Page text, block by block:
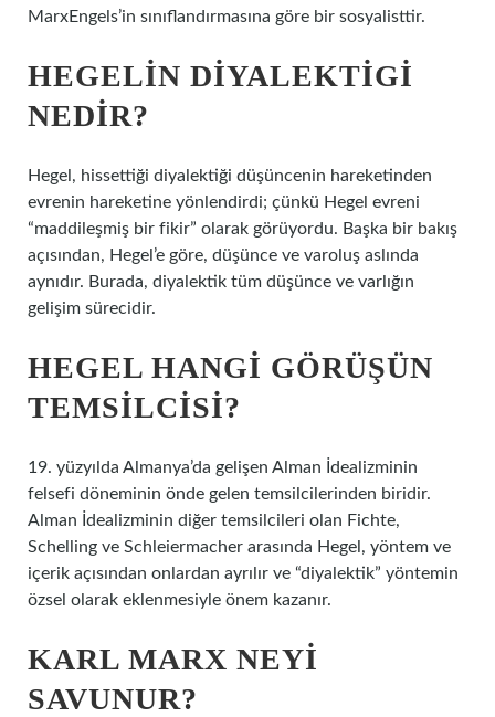
MarxEngels’in sınıflandırmasına göre bir sosyalisttir.
HEGELIN DIYALEKTIGI
NEDIR?
Hegel, hissettiği diyalektiği düşüncenin hareketinden
evrenin hareketine yönlendirdi; çünkü Hegel evreni
“maddileşmiş bir fikir” olarak görüyordu. Başka bir bakış
açısından, Hegel’e göre, düşünce ve varoluş aslında
aynıdır. Burada, diyalektik tüm düşünce ve varlığın
gelişim sürecidir.
HEGEL HANGI GÖRÜŞÜN
TEMSILCISI?
19. yüzyılda Almanya’da gelişen Alman İdealizminin
felsefi döneminin önde gelen temsilcilerinden biridir.
Alman İdealizminin diğer temsilcileri olan Fichte,
Schelling ve Schleiermacher arasında Hegel, yöntem ve
içerik açısından onlardan ayrılır ve “diyalektik” yöntemin
özsel olarak eklenmesiyle önem kazanır.
KARL MARX NEYI
SAVUNUR?